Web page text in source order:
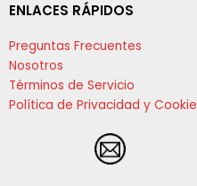
ENLACES RÁPIDOS
Preguntas Frecuentes
Nosotros
Términos de Servicio
Política de Privacidad y